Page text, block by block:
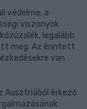
védelme, a
viszonyok
legalább
meg. Az érintett
van
Ausztriából érkező